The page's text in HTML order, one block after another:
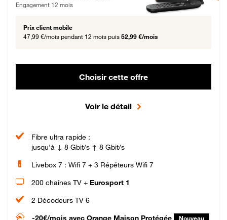
Engagement 12 mois
Prix client mobile
47,99 €/mois pendant 12 mois puis 52,99 €/mois
Choisir cette offre
Voir le détail
Fibre ultra rapide :
jusqu'à ↓ 8 Gbit/s ↑ 8 Gbit/s
Livebox 7 : Wifi 7 + 3 Répéteurs Wifi 7
200 chaînes TV + Eurosport 1
2 Décodeurs TV 6
-20€/mois avec Orange Maison Protégée Nouveau